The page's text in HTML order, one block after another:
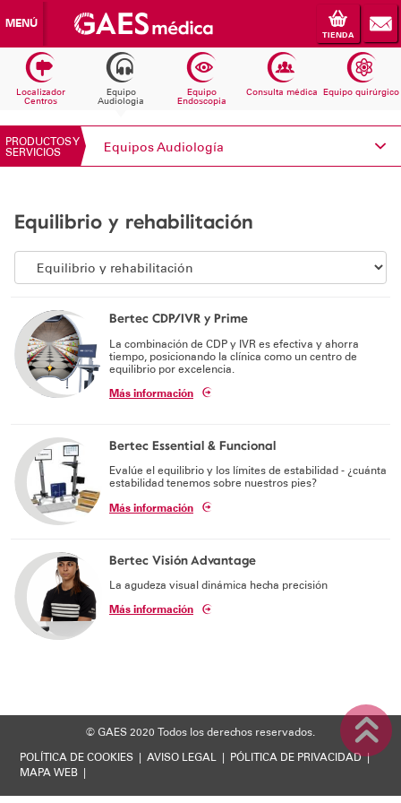
MENÚ
TIENDA
Localizador
Centros
Equipo
Audiologia
Equipo
Endoscopia
Consulta médica Equipo quirúrgico
PRODUCTOS Y
SERVICIOS
Equipos Audiología
Equipos Audiología
Equipos Endoscopia
Equipos Consulta médica
Consumibles
Solicita información
Soporte técnico
Equilibrio y rehabilitación
Bertec CDP/IVR y Prime
La combinación de CDP y IVR es efectiva y ahorra
tiempo, posicionando la clínica como un centro de
equilibrio por excelencia.
Más información
Bertec Essential & Funcional
Evalúe el equilibrio y los límites de estabilidad - ¿cuánta
estabilidad tenemos sobre nuestros pies?
Más información
Bertec Visión Advantage
La agudeza visual dinámica hecha precisión
Más información
© GAES 2020 Todos los derechos reservados.
POLÍTICA DE COOKIES | AVISO LEGAL | PÓLITICA DE PRIVACIDAD |
MAPA WEB |